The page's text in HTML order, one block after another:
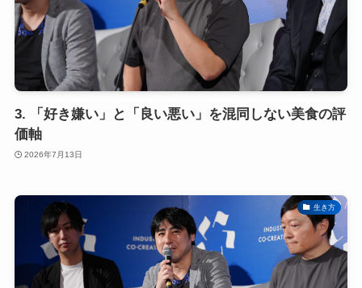
3. 「好き嫌い」と「良い悪い」を混同しない美食の評
価軸
2026年7月13日
生き方